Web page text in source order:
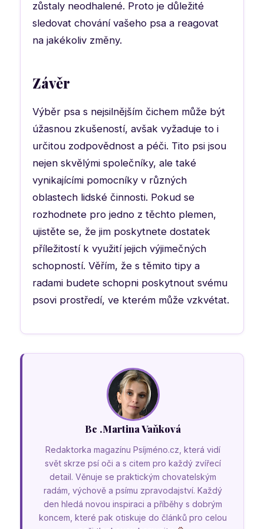
zůstaly neodhalené. Proto je důležité
sledovat chování vašeho psa a reagovat
na jakékoliv změny.
Závěr
Výběr psa s nejsilnějším čichem může být
úžasnou zkušeností, avšak vyžaduje to i
určitou zodpovědnost a péči. Tito psi jsou
nejen skvělými společníky, ale také
vynikajícími pomocníky v různých
oblastech lidské činnosti. Pokud se
rozhodnete pro jedno z těchto plemen,
ujistěte se, že jim poskytnete dostatek
příležitostí k využití jejich výjimečných
schopností. Věřím, že s těmito tipy a
radami budete schopni poskytnout svému
psovi prostředí, ve kterém může vzkvétat.
Bc .Martina Vaňková
Redaktorka magazínu Psíjméno.cz, která vidí
svět skrze psí oči a s citem pro každý zvířecí
detail. Věnuje se praktickým chovatelským
radám, výchově a psímu zpravodajství. Každý
den hledá novou inspiraci a příběhy s dobrým
koncem, které pak otiskuje do článků pro celou